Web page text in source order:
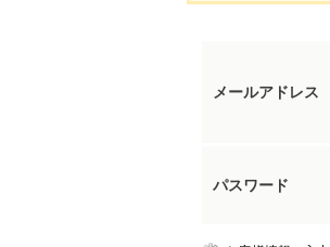
メールアドレス
パスワード